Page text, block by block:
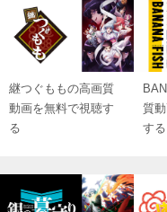
継つぐももの高画質
動画を無料で視聴す
る
質
する